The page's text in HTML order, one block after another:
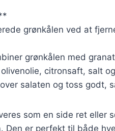
grønkålen ved at
grønkålen med
citronsaft, salt
salaten og toss godt,
som en side ret eller
Den er perfekt til både